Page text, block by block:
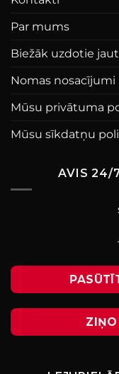
Par mums
Biežāk uzdotie
Nomas nosacījumi
Mūsu privātuma
Mūsu sīkdatņu
AVIS 24/